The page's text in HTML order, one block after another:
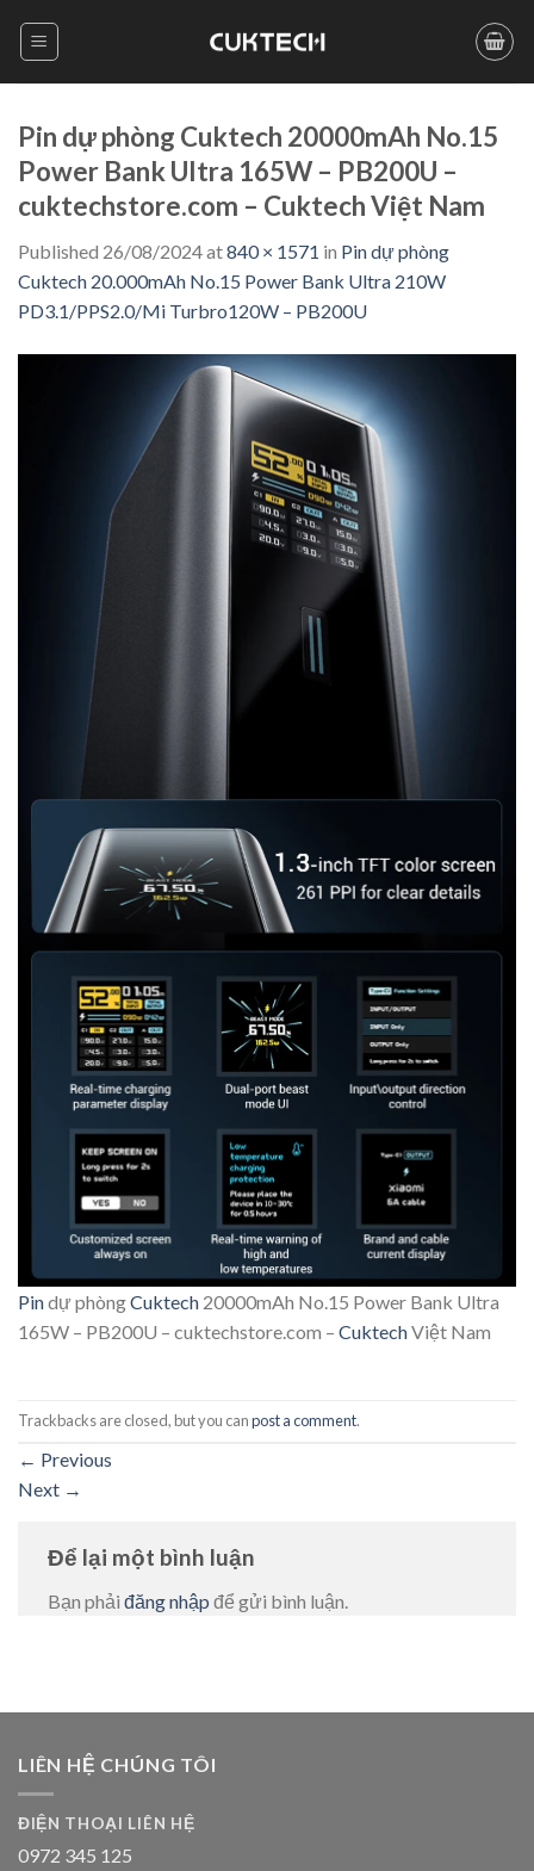
Pin dự phòng Cuktech 20000mAh No.15
Power Bank Ultra 165W – PB200U –
cuktechstore.com – Cuktech Việt Nam
Published 26/08/2024at840 × 1571 in Pin dự phòng
Cuktech 20.000mAh No.15 Power Bank Ultra 210W
PD3.1/PPS2.0/Mi Turbro120W – PB200U
Pindự phòngCuktech 20000mAh No.15 Power Bank Ultra
165W – PB200U – cuktechstore.com – CuktechViệt Nam
Trackbacks are closed, but you canpost a comment.
← Previous
Next →
Để lại một bình luận
Bạn phải đăng nhập để gửi bình luận.
LIÊN HỆ CHÚNG TÔI
ĐIỆN THOẠI LIÊN HỆ
0972 345 125